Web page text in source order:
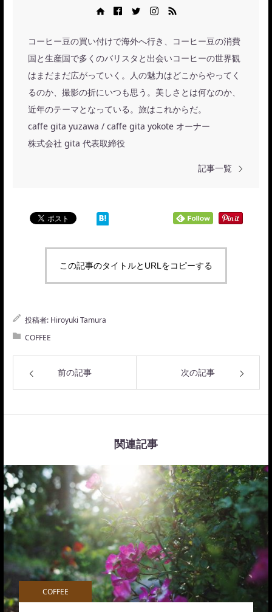
Instagram RSS
コーヒー豆の買い付けで海外へ行き、コーヒー豆の消費
国と生産国で多くのバリスタと出会いコーヒーの世界観
はまだまだ広がっていく。人の魅力はどこからやってく
るのか、撮影の折にいつも思う。美しさとは何なのか、
近年のテーマとなっている。旅はこれからだ。
caffe gita yuzawa / caffe gita yokote オーナー
株式会社 gita 代表取締役
記事一覧
この記事のタイトルとURLをコピーする
投稿者: Hiroyuki Tamura
COFFEE
前の記事 次の記事
関連記事
COFFEE